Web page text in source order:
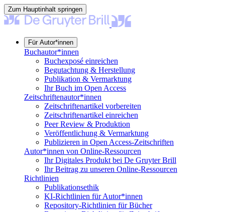
Zum Hauptinhalt springen
Für Autor*innen
Buchautor*innen
Buchexposé einreichen
Begutachtung & Herstellung
Publikation & Vermarktung
Ihr Buch im Open Access
Zeitschriftenautor*innen
Zeitschriftenartikel vorbereiten
Zeitschriftenartikel einreichen
Peer Review & Produktion
Veröffentlichung & Vermarktung
Publizieren in Open Access-Zeitschriften
Autor*innen von Online-Ressourcen
Ihr Digitales Produkt bei De Gruyter Brill
Ihr Beitrag zu unseren Online-Ressourcen
Richtlinien
Publikationsethik
KI-Richtlinien für Autor*innen
Repository-Richtlinien für Bücher